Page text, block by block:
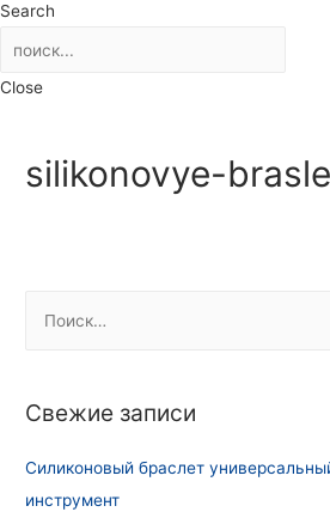
Search
Close
silikonovye-
т
:
Свежие записи
Силиконовый браслет
инструмент